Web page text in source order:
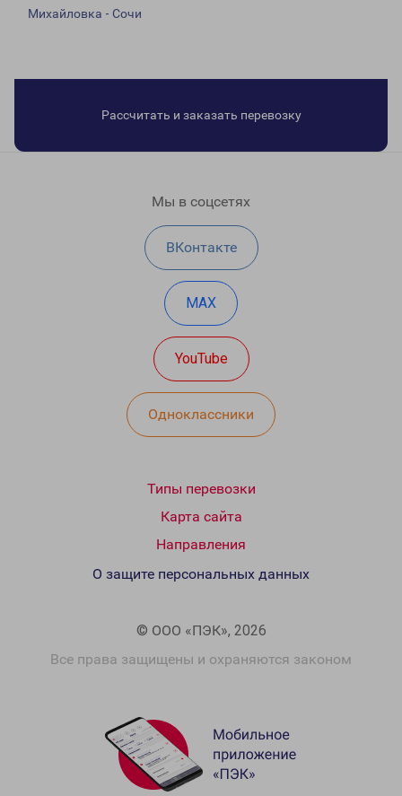
Михайловка - Сочи
Рассчитать и заказать перевозку
Мы в соцсетях
ВКонтакте
MAX
YouTube
Одноклассники
Типы перевозки
Карта сайта
Направления
© ООО «ПЭК», 2026
Все права защищены и охраняются законом
О защите персональных данных